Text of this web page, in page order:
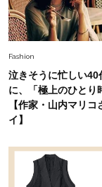
白
ッ
40
Fashion
泣きそうに忙しい40
に、「極上のひとり
【作家・山内マリコ
イ】